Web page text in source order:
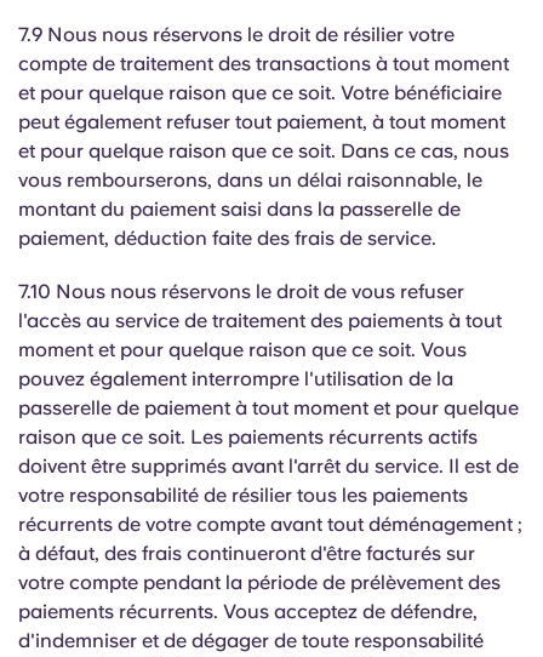
7.9 Nous nous réservons le droit de résilier votre
compte de traitement des transactions à tout moment
et pour quelque raison que ce soit. Votre bénéficiaire
peut également refuser tout paiement, à tout moment
et pour quelque raison que ce soit. Dans ce cas, nous
vous rembourserons, dans un délai raisonnable, le
montant du paiement saisi dans la passerelle de
paiement, déduction faite des frais de service.
7.10 Nous nous réservons le droit de vous refuser
l'accès au service de traitement des paiements à tout
moment et pour quelque raison que ce soit. Vous
pouvez également interrompre l'utilisation de la
passerelle de paiement à tout moment et pour quelque
raison que ce soit. Les paiements récurrents actifs
doivent être supprimés avant l'arrêt du service. Il est de
votre responsabilité de résilier tous les paiements
récurrents de votre compte avant tout déménagement ;
à défaut, des frais continueront d'être facturés sur
votre compte pendant la période de prélèvement des
paiements récurrents. Vous acceptez de défendre,
d'indemniser et de dégager de toute responsabilité